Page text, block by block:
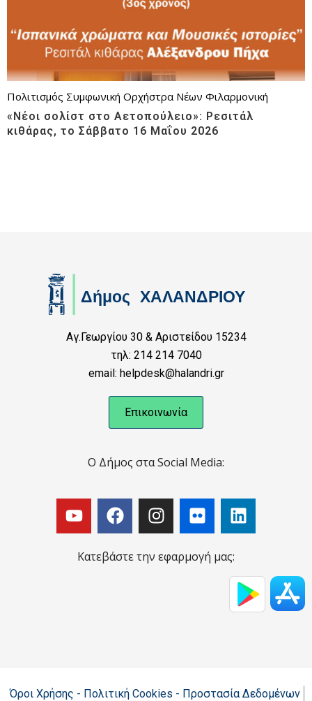
Πολιτισμός Συμφωνική Ορχήστρα Νέων Φιλαρμονική
«Νέοι σολίστ στο Αετοπούλειο»: Ρεσιτάλ
κιθάρας, το Σάββατο 16 Μαΐου 2026
Αγ.Γεωργίου 30 & Αριστείδου 15234
τηλ: 214 214 7040
email: helpdesk@halandri.gr
Επικοινωνία
Ο Δήμος στα Social Media:
Κατεβάστε την εφαρμογή μας:
Όροι Χρήσης - Πολιτική Cookies - Προστασία Δεδομένων